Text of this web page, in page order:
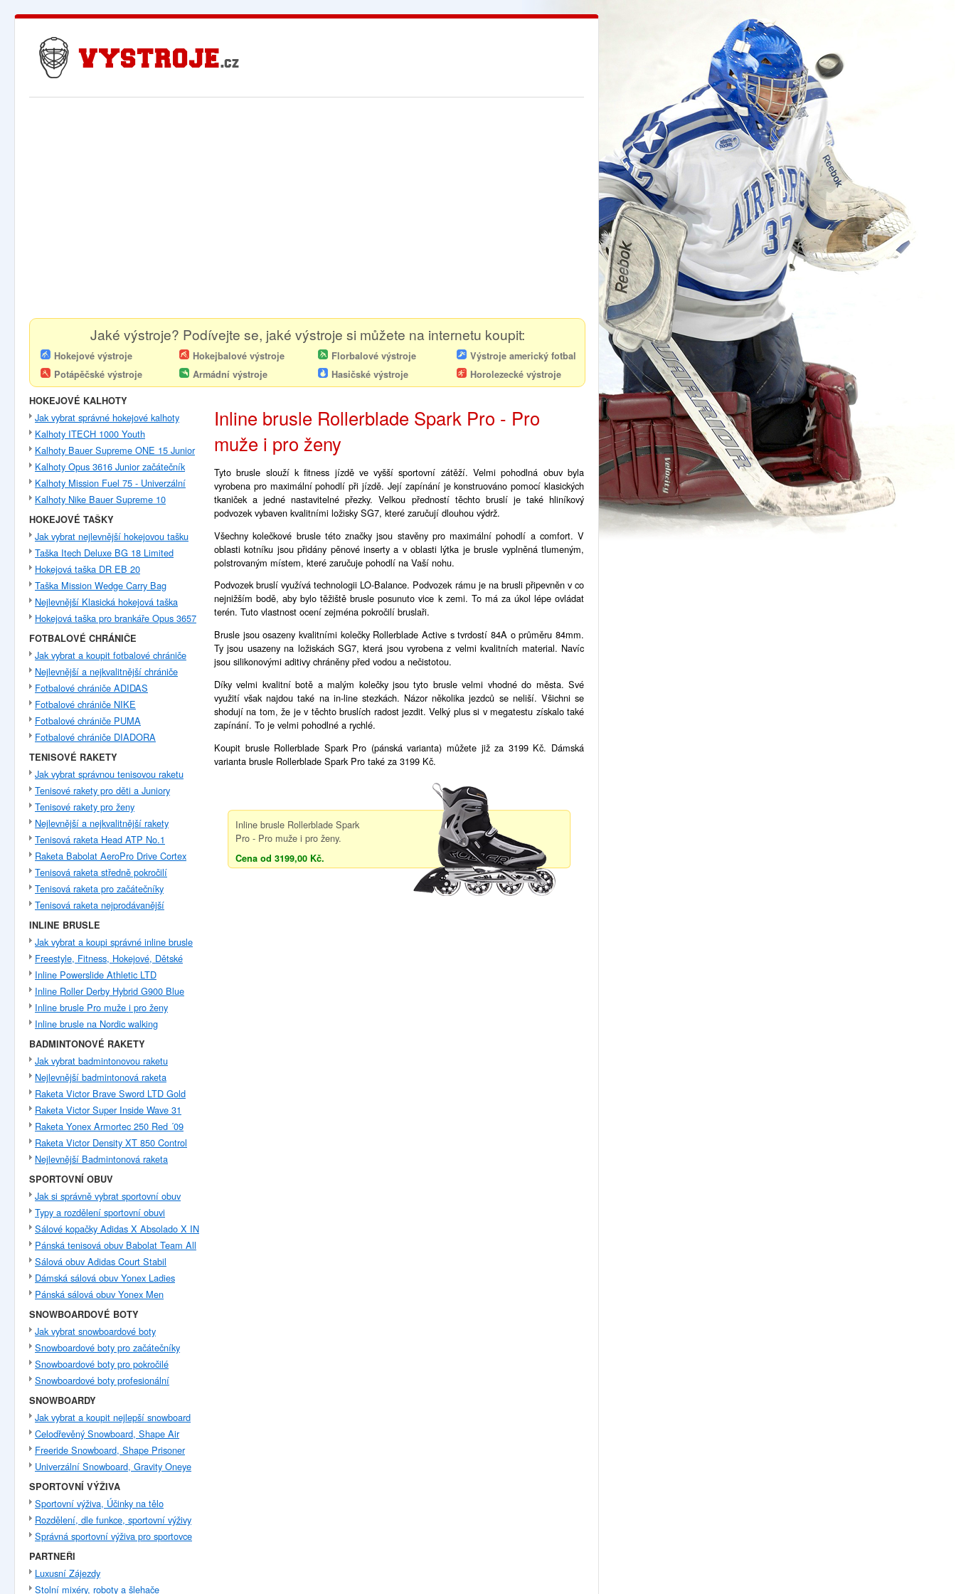
Brankářské
Jaké výstroje? Podívejte se, jaké výstroje si můžete na internetu koupit:
Hokejové výstroje Hokejbalové výstroje Florbalové výstroje
Výstroje americký fotbal
Potápěčské výstroje
Armádní výstroje Hasičské výstroje Horolezecké výstroje
Inline brusle Rollerblade Spark Pro - Pro
muže i pro ženy
Tyto brusle slouží k fitness jízdě ve vyšší sportovní zátěží. Velmi pohodlná obuv byla
vyrobena pro maximální pohodlí při jízdě. Její zapínání je konstruováno pomocí klasických
tkaniček a jedné nastavitelné přezky. Velkou předností těchto bruslí je také hliníkový
podvozek vybaven kvalitními ložisky SG7, které zaručují dlouhou výdrž.
Všechny kolečkové brusle této značky jsou stavěny pro maximální pohodlí a comfort. V
oblasti kotníku jsou přidány pěnové inserty a v oblasti lýtka je brusle vyplněná tlumeným,
polstrovaným místem, které zaručuje pohodlí na Vaší nohu.
Podvozek bruslí využívá technologii LO-Balance. Podvozek rámu je na brusli připevněn v co
nejnižším bodě, aby bylo těžiště brusle posunuto vice k zemi. To má za úkol lépe ovládat
terén. Tuto vlastnost ocení zejména pokročilí bruslaři.
Brusle jsou osazeny kvalitními kolečky Rollerblade Active s tvrdostí 84A o průměru 84mm.
Ty jsou usazeny na ložiskách SG7, která jsou vyrobena z velmi kvalitních material. Navíc
jsou silikonovými aditivy chráněny před vodou a nečistotou.
Díky velmi kvalitní botě a malým kolečky jsou tyto brusle velmi vhodné do města. Své
využití však najdou také na in-line stezkách. Názor několika jezdců se neliší. Všichni se
shodují na tom, že je v těchto bruslích radost jezdit. Velký plus si v megatestu získalo také
zapínání. To je velmi pohodlné a rychlé.
Koupit brusle Rollerblade Spark Pro (pánská varianta) můžete již za 3199 Kč. Dámská
varianta brusle Rollerblade Spark Pro také za 3199 Kč.
Inline brusle Rollerblade Spark
Pro - Pro muže i pro ženy.
Cena od 3199,00 Kč.
HOKEJOVÉ KALHOTY
Jak vybrat správné hokejové kalhoty
Kalhoty ITECH 1000 Youth
Kalhoty Bauer Supreme ONE 15 Junior
Kalhoty Opus 3616 Junior začátečník
Kalhoty Mission Fuel 75 - Univerzální
Kalhoty Nike Bauer Supreme 10
HOKEJOVÉ TAŠKY
Jak vybrat nejlevnější hokejovou tašku
Taška Itech Deluxe BG 18 Limited
Hokejová taška DR EB 20
Taška Mission Wedge Carry Bag
Nejlevnější Klasická hokejová taška
Hokejová taška pro brankáře Opus 3657
FOTBALOVÉ CHRÁNIČE
Jak vybrat a koupit fotbalové chrániče
Nejlevnější a nejkvalitnější chrániče
Fotbalové chrániče ADIDAS
Fotbalové chrániče NIKE
Fotbalové chrániče PUMA
Fotbalové chrániče DIADORA
TENISOVÉ RAKETY
Jak vybrat správnou tenisovou raketu
Tenisové rakety pro děti a Juniory
Tenisové rakety pro ženy
Nejlevnější a nejkvalitnější rakety
Tenisová raketa Head ATP No.1
Raketa Babolat AeroPro Drive Cortex
Tenisová raketa středně pokročilí
Tenisová raketa pro začátečníky
Tenisová raketa nejprodávanější
INLINE BRUSLE
Jak vybrat a koupi správné inline brusle
Freestyle, Fitness, Hokejové, Dětské
Inline Powerslide Athletic LTD
Inline Roller Derby Hybrid G900 Blue
Inline brusle Pro muže i pro ženy
Inline brusle na Nordic walking
BADMINTONOVÉ RAKETY
Jak vybrat badmintonovou raketu
Nejlevnější badmintonová raketa
Raketa Victor Brave Sword LTD Gold
Raketa Victor Super Inside Wave 31
Raketa Yonex Armortec 250 Red ´09
Raketa Victor Density XT 850 Control
Nejlevnější Badmintonová raketa
SPORTOVNÍ OBUV
Jak si správně vybrat sportovní obuv
Typy a rozdělení sportovní obuvi
Sálové kopačky Adidas X Absolado X IN
Pánská tenisová obuv Babolat Team All
Sálová obuv Adidas Court Stabil
Dámská sálová obuv Yonex Ladies
Pánská sálová obuv Yonex Men
SNOWBOARDOVÉ BOTY
Jak vybrat snowboardové boty
Snowboardové boty pro začátečníky
Snowboardové boty pro pokročilé
Snowboardové boty profesionální
SNOWBOARDY
Jak vybrat a koupit nejlepší snowboard
Celodřevěný Snowboard, Shape Air
Freeride Snowboard, Shape Prisoner
Univerzální Snowboard, Gravity Oneye
SPORTOVNÍ VÝŽIVA
Sportovní výživa, Účinky na tělo
Rozdělení, dle funkce, sportovní výživy
Správná sportovní výživa pro sportovce
PARTNEŘI
Luxusní Zájezdy
Stolní mixéry, roboty a šlehače